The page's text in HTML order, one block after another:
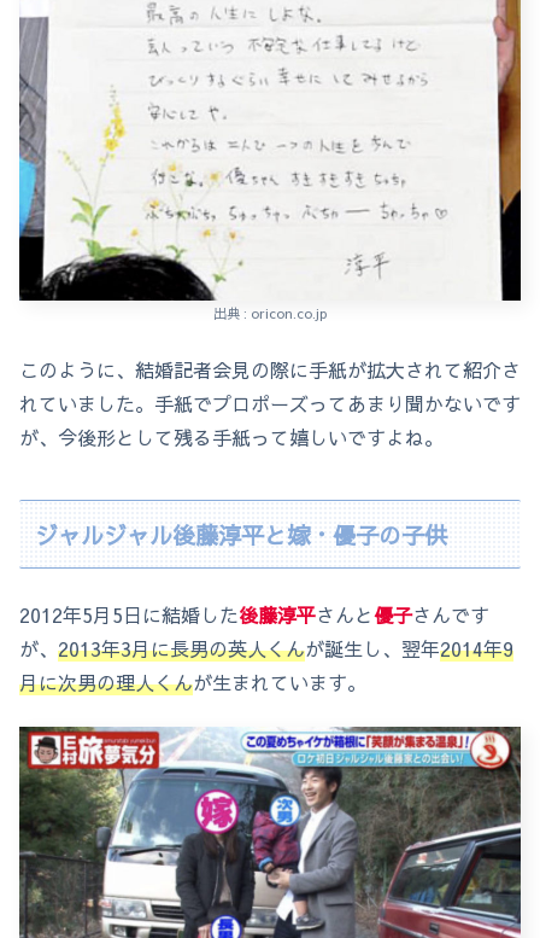
出典 : oricon.co.jp
このように、結婚記者会見の際に手紙が拡大されて紹介さ
れていました。手紙でプロポーズってあまり聞かないです
が、今後形として残る手紙って嬉しいですよね。
ジャルジャル後藤淳平と嫁・優子の子供
2012年5月5日に結婚した後藤淳平さんと優子さんです
が、 2013年3月に長男の英人くんが誕生し、翌年2014年9
月に次男の理人くんが生まれています。